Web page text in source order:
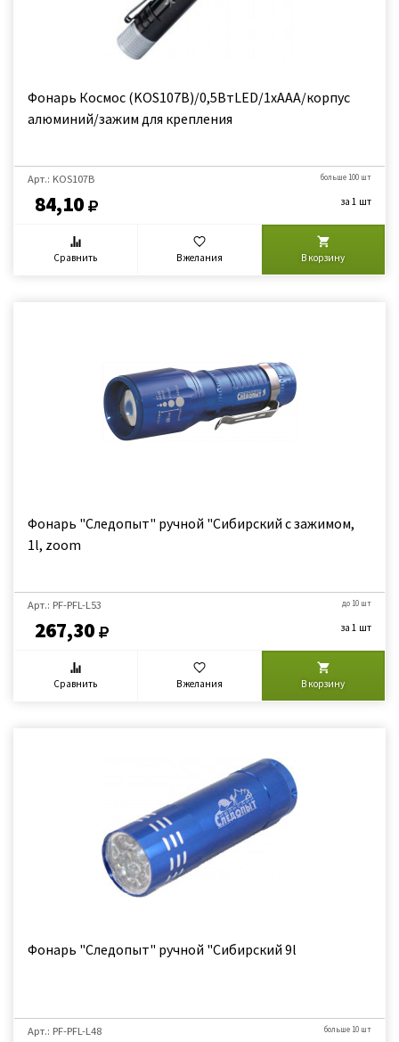
Фонарь Космос (KOS107B)/0,5ВтLED/1xAAА/корпус
алюминий/зажим для крепления
Арт.: KOS107B
84,10
больше 100 шт
за 1 шт
Сравнить В желания В корзину
Фонарь "Следопыт" ручной "Сибирский с зажимом,
1l, zoom
Арт.: PF-PFL-L53
267,30
до 10 шт
за 1 шт
Сравнить В желания В корзину
Фонарь "Следопыт" ручной "Сибирский 9l
Арт.: PF-PFL-L48 больше 10 шт